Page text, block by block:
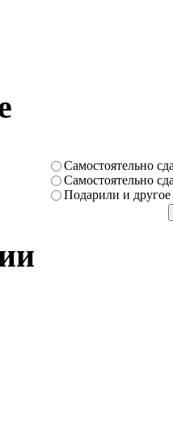
Самостоя­тельно
Самостоя­тельно
Подарили­ и другое